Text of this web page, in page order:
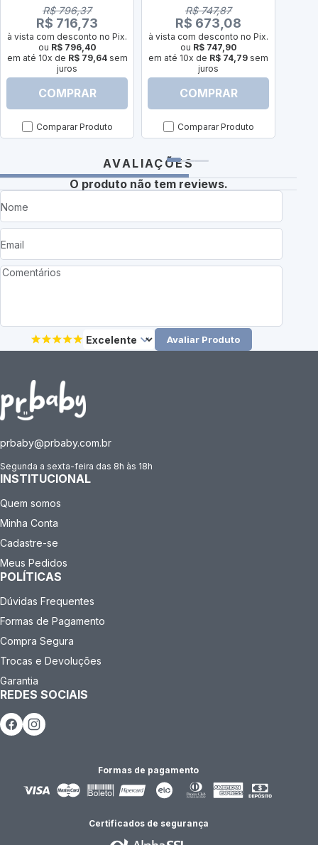
R$ 796,37
R$ 716,73
à vista com desconto no Pix.
ou R$ 796,40
em até 10x de R$ 79,64sem
juros
COMPRAR
Comparar Produto
R$ 747,87
R$ 673,08
à vista com desconto no Pix.
ou R$ 747,90
em até 10x de R$ 74,79 sem
juros
COMPRAR
Comparar Produto
AVALIAÇÕES
O produto não tem reviews.
Avaliar Produto
prbaby@prbaby.com.br
Segunda a sexta-feira das 8h às 18h
INSTITUCIONAL
Quem somos
Minha Conta
Cadastre-se
Meus Pedidos
POLÍTICAS
Dúvidas Frequentes
Formas de Pagamento
Compra Segura
Trocas e Devoluções
Garantia
REDES SOCIAIS
Formas de pagamento
Certificados de segurança